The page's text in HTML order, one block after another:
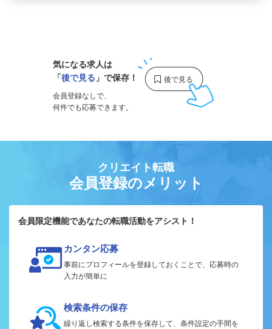
気になる求人は
「後で見る 」で保存！
会員登録なしで、
何件でも応募できます。
クリエイト転職
会員登録のメリット
会員限定機能であなたの転職活動をアシスト！
カンタン応募
事前にプロフィールを登録しておくことで、応募時の
入力が簡単に
検索条件の保存
繰り返し検索する条件を保存して、条件設定の手間を